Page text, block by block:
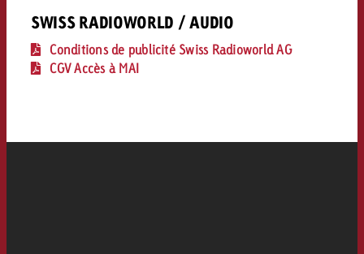
Demander une offre
Vous connaissez les grandes
votre campagne et souhaitez
combien cela coûte.
Demander une offre
Vous connaissez les grandes
votre campagne et souhaitez
combien cela coûte.
Demander une offre
SWISS RADIOWORLD / AUDIO
Conditions de publicité Swiss Radioworld AG
CGV Accès à MAI